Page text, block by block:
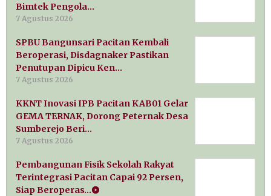
Bimtek Pengola…
7 Agustus 2026
SPBU Bangunsari Pacitan Kembali
Beroperasi, Disdagnaker Pastikan
Penutupan Dipicu Ken…
7 Agustus 2026
KKNT Inovasi IPB Pacitan KAB01 Gelar
GEMA TERNAK, Dorong Peternak Desa
Sumberejo Beri…
7 Agustus 2026
Pembangunan Fisik Sekolah Rakyat
Terintegrasi Pacitan Capai 92 Persen,
Siap Beroperas…